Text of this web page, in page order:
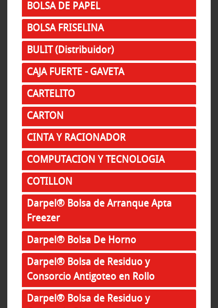
BOLSA DE PAPEL
BOLSA FRISELINA
BULIT (Distribuidor)
CAJA FUERTE - GAVETA
CARTELITO
CARTON
CINTA Y RACIONADOR
COMPUTACION Y TECNOLOGIA
COTILLON
Darpel® Bolsa de Arranque Apta
Freezer
Darpel® Bolsa De Horno
Darpel® Bolsa de Residuo y
Consorcio Antigoteo en Rollo
Darpel® Bolsa de Residuo y